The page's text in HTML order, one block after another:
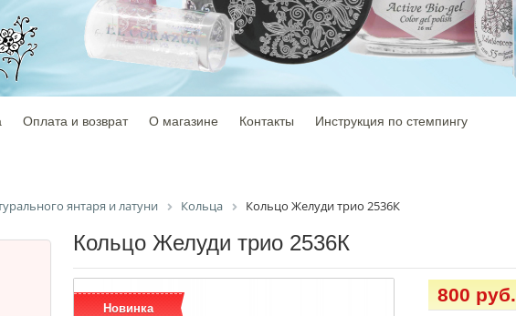
Оплата и возврат О магазине Контакты Инструкция по стемпингу
янтаря и латуни Кольца Кольцо Желуди трио 2536К
Кольцо Желуди трио 2536К
Новинка
800 руб.